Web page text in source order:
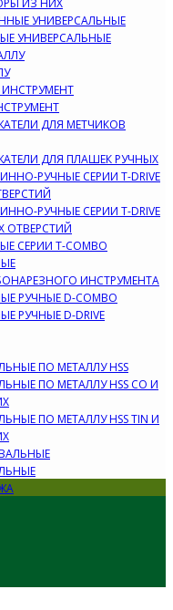
ИЗ НИХ
УНИВЕРСАЛЬНЫЕ
ДЛЯ МЕТЧИКОВ
ДЛЯ ПЛАШЕК РУЧНЫХ
РУЧНЫЕ СЕРИИ T-DRIVE
РУЧНЫЕ СЕРИИ T-DRIVE
ОТВЕРСТИЙ
СЕРИИ T-COMBO
ИНСТРУМЕНТА
РУЧНЫЕ D-COMBO
РУЧНЫЕ D-DRIVE
ПО МЕТАЛЛУ HSS
ПО МЕТАЛЛУ HSS CO И
ПО МЕТАЛЛУ HSS TIN И